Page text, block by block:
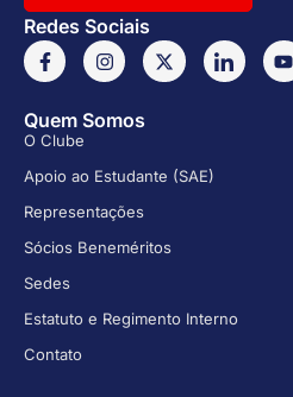
Redes Sociais
Quem Somos
O Clube
Apoio ao Estudante (SAE)
Representações
Sócios Beneméritos
Sedes
Estatuto e Regimento Interno
Contato